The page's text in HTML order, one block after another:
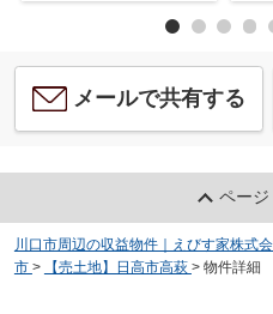
メールで共有する
ペー
川口市周辺の収益物件｜えびす家株式
市 > 【売土地】日高市高萩 > 物件詳細